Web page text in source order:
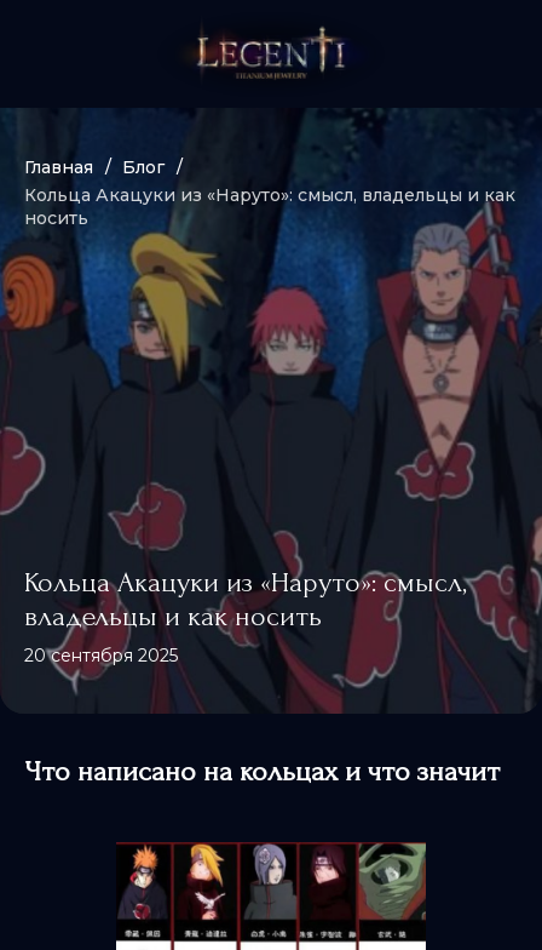
Главная / Блог /
Кольца Акацуки из «Наруто»: смысл, владельцы и как
носить
Кольца Акацуки из «Наруто»: смысл,
владельцы и как носить
20 сентября 2025
Что написано на кольцах и что значит